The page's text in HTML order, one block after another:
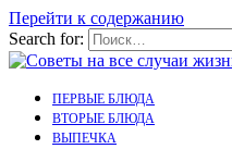
Перейти к содержанию
Search for:
ПЕРВЫЕ БЛЮДА
ВТОРЫЕ БЛЮДА
ВЫПЕЧКА